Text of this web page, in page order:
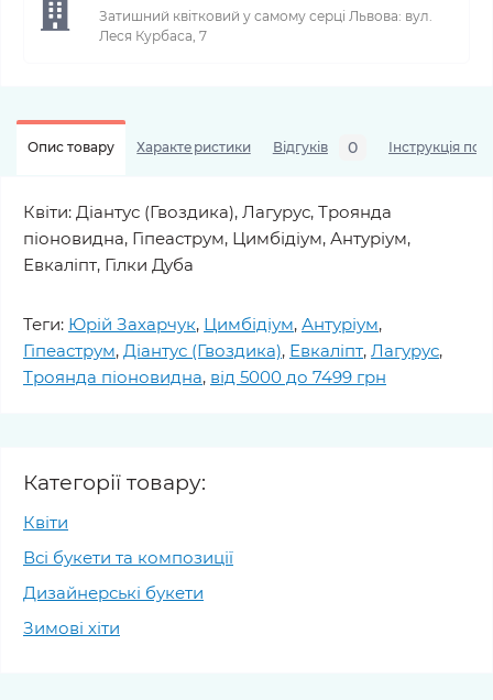
Затишний квітковий у самому серці Львова: вул.
Леся Курбаса, 7
Опис товару Характеристики Відгуків 0 Інструкція по
Квіти: Діантус (Гвоздика), Лагурус, Троянда
піоновидна, Гіпеаструм, Цимбідіум, Антуріум,
Евкаліпт, Гілки Дуба
Теги: Юрій Захарчук, Цимбідіум, Антуріум,
Гіпеаструм, Діантус (Гвоздика), Евкаліпт, Лагурус,
Троянда піоновидна, від 5000 до 7499 грн
Категорії товару:
Квіти
Всі букети та композиції
Дизайнерські букети
Зимові хіти